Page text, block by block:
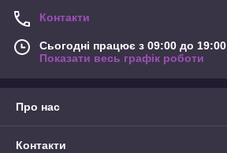
Контакти
Сьогодні працює з 09:00 до 19:00
Показати весь графік роботи
Про нас
Контакти